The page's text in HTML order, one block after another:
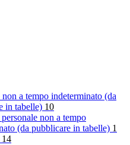
non a tempo indeterminato (da
in tabelle) 10
non a tempo
(da pubblicare in tabelle) 1
14